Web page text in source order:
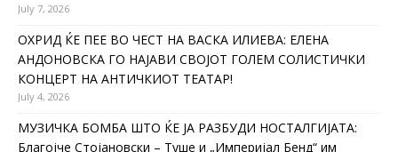
July 7, 2026
ОХРИД ЌЕ ПЕЕ ВО ЧЕСТ НА ВАСКА ИЛИЕВА: ЕЛЕНА
АНДОНОВСКА ГО НАЈАВИ СВОЈОТ ГОЛЕМ СОЛИСТИЧКИ
КОНЦЕРТ НА АНТИЧКИОТ ТЕАТАР!
July 4, 2026
МУЗИЧКА БОМБА ШТО ЌЕ ЈА РАЗБУДИ НОСТАЛГИЈАТА:
Благојче Стојановски – Туше и „Империјал Бенд“ им